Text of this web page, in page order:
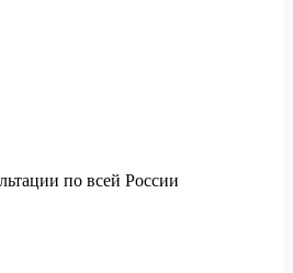
по всей России